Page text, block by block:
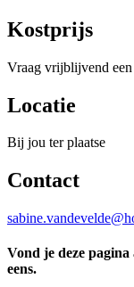
Kostprijs
Vraag vrijblijvend een
Locatie
Bij jou ter plaatse
Contact
Vond je deze
eens.